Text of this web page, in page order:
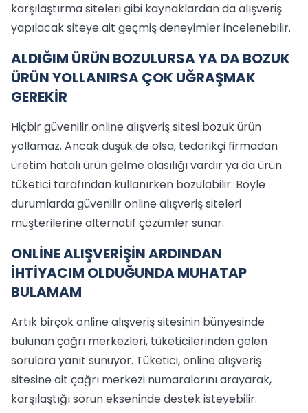
karşılaştırma siteleri gibi kaynaklardan da alışveriş
yapılacak siteye ait geçmiş deneyimler incelenebilir.
ALDIĞIM ÜRÜN BOZULURSA YA DA BOZUK
ÜRÜN YOLLANIRSA ÇOK UĞRAŞMAK
GEREKİR
Hiçbir güvenilir online alışveriş sitesi bozuk ürün
yollamaz. Ancak düşük de olsa, tedarikçi firmadan
üretim hatalı ürün gelme olasılığı vardır ya da ürün
tüketici tarafından kullanırken bozulabilir. Böyle
durumlarda güvenilir online alışveriş siteleri
müşterilerine alternatif çözümler sunar.
ONLİNE ALIŞVERİŞİN ARDINDAN
İHTİYACIM OLDUĞUNDA MUHATAP
BULAMAM
Artık birçok online alışveriş sitesinin bünyesinde
bulunan çağrı merkezleri, tüketicilerinden gelen
sorulara yanıt sunuyor. Tüketici, online alışveriş
sitesine ait çağrı merkezi numaralarını arayarak,
karşılaştığı sorun ekseninde destek isteyebilir.